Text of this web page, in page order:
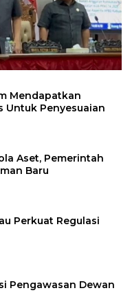
Mendapatkan
Untuk Penyesuaian
Aset, Pemerintah
Baru
Perkuat Regulasi
Pengawasan Dewan